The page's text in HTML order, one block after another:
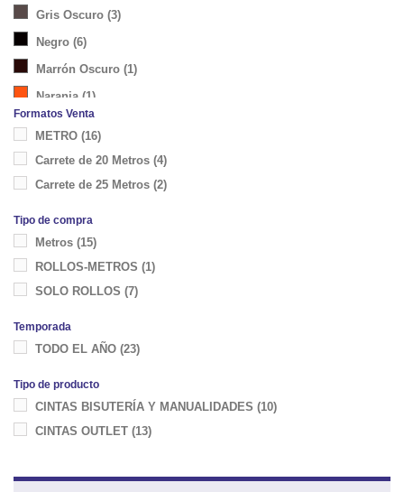
Gris Oscuro (3)
Negro (6)
Marrón Oscuro (1)
Naranja (1)
Fucsia
(1)
Azul(1)
Azulón(1)
Formatos Venta
METRO (16)
Carrete de 20 Metros (4)
Carrete de 25 Metros (2)
Tipo de compra
Metros (15)
ROLLOS-METROS (1)
SOLO ROLLOS (7)
Temporada
TODO EL AÑO (23)
Tipo de producto
CINTAS BISUTERÍA Y MANUALIDADES (10)
CINTAS OUTLET (13)